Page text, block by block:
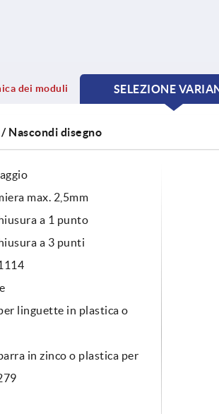
dei moduli
SELEZIONE
Nascondi disegno
max. 2,5mm
a 1 punto
a 3 punti
linguette in plastica o
in zinco o plastica per